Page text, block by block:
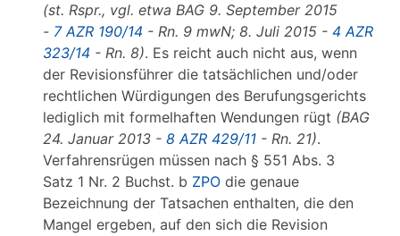
(st. Rspr., vgl. etwa BAG 9. September 2015
- 7 AZR 190/14 - Rn. 9 mwN; 8. Juli 2015 - 4 AZR
323/14 - Rn. 8). Es reicht auch nicht aus, wenn
der Revisionsführer die tatsächlichen und/oder
rechtlichen Würdigungen des Berufungsgerichts
lediglich mit formelhaften Wendungen rügt (BAG
24. Januar 2013 - 8 AZR 429/11 - Rn. 21).
Verfahrensrügen müssen nach § 551 Abs. 3
Satz 1 Nr. 2 Buchst. b ZPO die genaue
Bezeichnung der Tatsachen enthalten, die den
Mangel ergeben, auf den sich die Revision